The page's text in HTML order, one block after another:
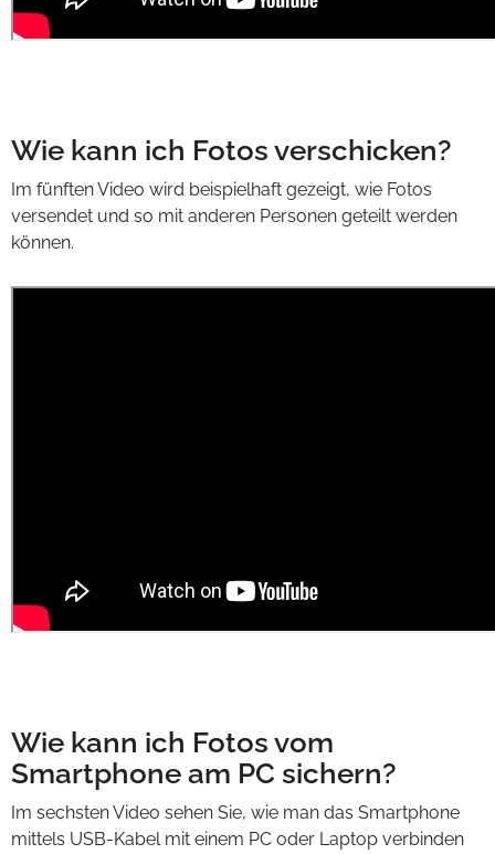
Wie kann ich Fotos verschicken?
Im fünften Video wird beispielhaft gezeigt, wie Fotos
versendet und so mit anderen Personen geteilt werden
können.
Wie kann ich Fotos vom
Smartphone am PC sichern?
Im sechsten Video sehen Sie, wie man das Smartphone
mittels USB-Kabel mit einem PC oder Laptop verbinden